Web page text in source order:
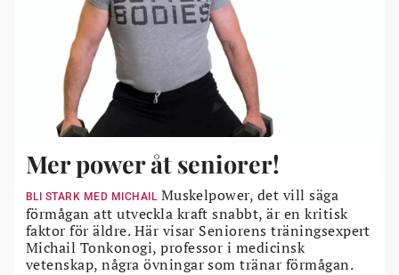
Mer power åt seniorer!
BLI STARK MED MICHAILMuskelpower, det vill säga
förmågan att utveckla kraft snabbt, är en kritisk
faktor för äldre. Här visar Seniorens träningsexpert
Michail Tonkonogi, professor i medicinsk
vetenskap, några övningar som tränar förmågan.